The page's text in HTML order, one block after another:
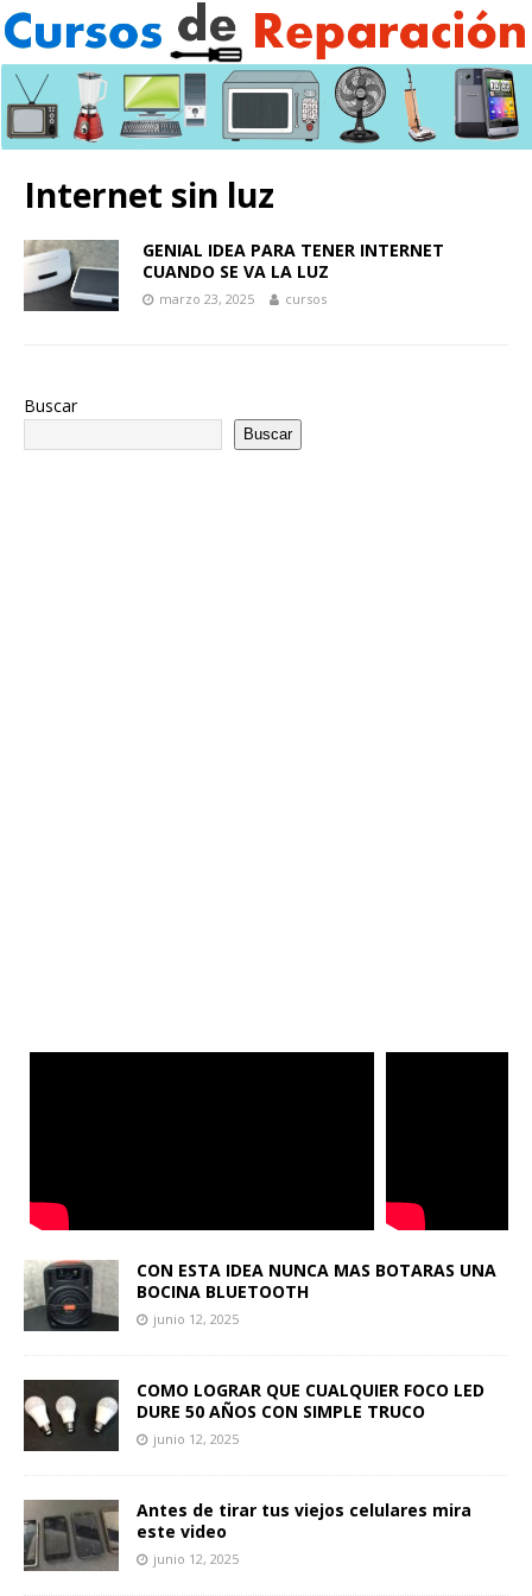
Internet sin luz
GENIAL IDEA PARA TENER INTERNET
CUANDO SE VA LA LUZ
marzo 23, 2025 cursos
Buscar
Buscar
CON ESTA IDEA NUNCA MAS BOTARAS UNA
BOCINA BLUETOOTH
junio 12, 2025
COMO LOGRAR QUE CUALQUIER FOCO LED
DURE 50 AÑOS CON SIMPLE TRUCO
junio 12, 2025
Antes de tirar tus viejos celulares mira
este video
junio 12, 2025